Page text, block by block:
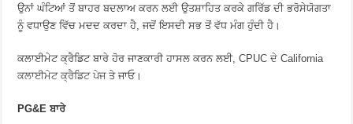
ਉਨਾਂ ਘੰਟਿਆਂ ਤੋਂ ਬਾਹਰ ਬਦਲਾਅ ਕਰਨ ਲਈ ਉਤਸ਼ਾਹਿਤ ਕਰਕੇ ਗਰਿੱਡ ਦੀ ਭਰੋਸੇਯੋਗਤਾ
ਨੂੰ ਵਧਾਉਣ ਵਿੱਚ ਮਦਦ ਕਰਦਾ ਹੈ, ਜਦੋਂ ਇਸਦੀ ਸਭ ਤੋਂ ਵੱਧ ਮੰਗ ਹੁੰਦੀ ਹੈ।
ਕਲਾਈਮੇਟ ਕ੍ਰੈਡਿਟ ਬਾਰੇ ਹੋਰ ਜਾਣਕਾਰੀ ਹਾਸਲ ਕਰਨ ਲਈ,CPUC ਦੇ California
ਕਲਾਈਮੇਟ ਕ੍ਰੈਡਿਟ ਪੇਜਤੇ ਜਾਓ।
PG&E ਬਾਰੇ